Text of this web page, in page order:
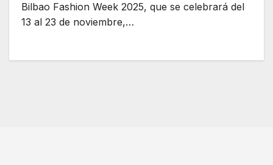
Bilbao Fashion Week 2025, que se celebrará del
13 al 23 de noviembre,…